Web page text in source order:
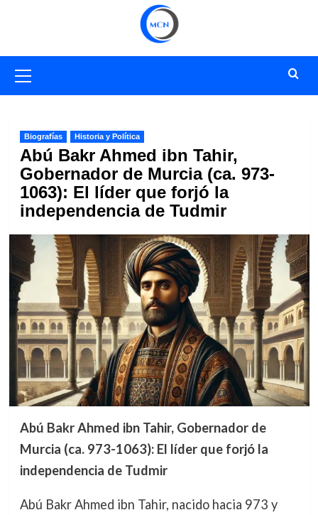
primario
Biografías Historia y Política
Abú Bakr Ahmed ibn Tahir,
Gobernador de Murcia (ca. 973-
1063): El líder que forjó la
independencia de Tudmir
Abú Bakr Ahmed ibn Tahir, Gobernador de
Murcia (ca. 973-1063): El líder que forjó la
independencia de Tudmir
Abú Bakr Ahmed ibn Tahir, nacido hacia 973 y